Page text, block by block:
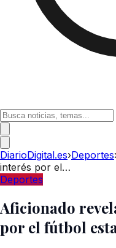
DiarioDigital.es›Deportes
interés por el…
Deportes
Aficionado
por el fútbol